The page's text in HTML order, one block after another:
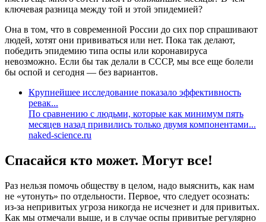
ключевая разница между той и этой эпидемией?
Она в том, что в современной России до сих пор спрашивают
людей, хотят они прививаться или нет. Пока так делают,
победить эпидемию типа оспы или коронавируса
невозможно. Если бы так делали в СССР, мы все еще болели
бы оспой и сегодня — без вариантов.
Крупнейшее исследование показало эффективность
ревак...
По сравнению с людьми, которые как минимум пять
месяцев назад привились только двумя компонентами...
naked-science.ru
Спасайся кто может. Могут все!
Раз нельзя помочь обществу в целом, надо выяснить, как нам
не «утонуть» по отдельности. Первое, что следует осознать:
из-за непривитых угроза никогда не исчезнет и для привитых.
Как мы отмечали выше, и в случае оспы привитые регулярно